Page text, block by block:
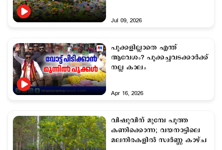
Jul 09, 2026
പൂക്കളില്ലാതെ എന്ത്
ആവേശം? പൂക്കച്ചവടക്കാര്‍ക്ക്
നല്ല കാലം
Apr 16, 2026
വിഷുവിന് മുമ്പേ പൂത്ത
കണിക്കൊന്ന; വയനാട്ടിലെ
മലനിരകളിൽ സ്വർണ്ണ കാഴ്ച